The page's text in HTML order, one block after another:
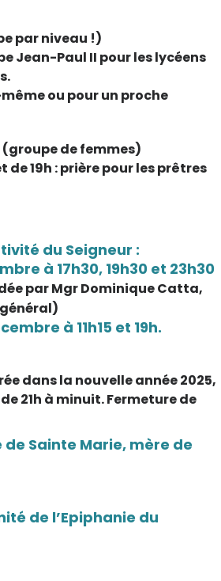
par niveau !)
Jean-Paul II pour les lycéens
ou pour un proche
de femmes)
de 19h : prière pour les prêtres
du Seigneur :
à 17h30, 19h30 et 23h30
par Mgr Dominique Catta,
à 11h15 et 19h.
dans la nouvelle année 2025,
21h à minuit. Fermeture de
Sainte Marie, mère de
de l’Epiphanie du